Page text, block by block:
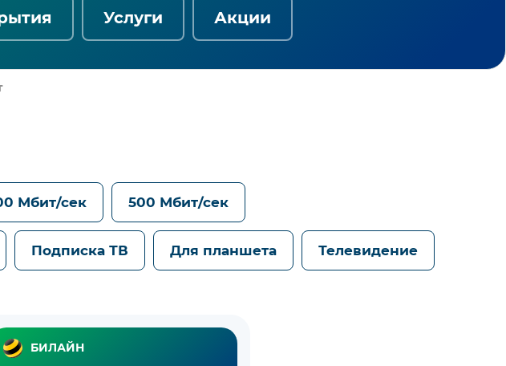
Услуги Акции
Мбит/сек 500 Мбит/сек
Подписка ТВ Для планшета Телевидение
БИЛАЙН